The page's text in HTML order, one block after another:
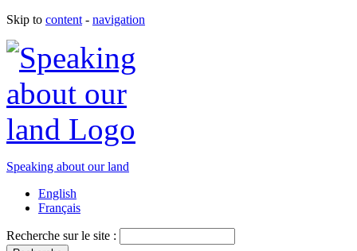
Skip to content - navigation
Speaking about our land
English
Français
Recherche sur le site :